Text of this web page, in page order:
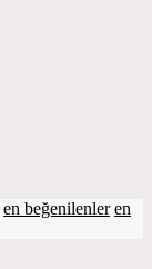
en beğenilenler en